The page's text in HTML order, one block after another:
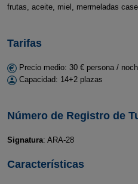
frutas, aceite, miel, mermeladas
Tarifas
Precio medio: 30 € persona /
Capacidad: 14+2 plazas
Número de Registro de
Signatura: ARA-28
Características